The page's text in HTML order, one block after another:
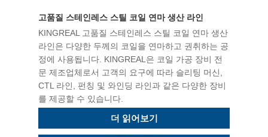
고품질 스테인레스 스틸 코일 연마 생산 라인
KINGREAL 고품질 스테인레스 스틸 코일 연마 생산
라인은 다양한 두께의 코일을 연마하고 권취하는 공
정에 사용됩니다. KINGREAL은 코일 가공 장비 전
문 제조업체로서 고객의 요구에 따라 슬리팅 머신,
CTL 라인, 펀칭 및 와인딩 라인과 같은 다양한 장비
를 제공할 수 있습니다.
더 읽어보기